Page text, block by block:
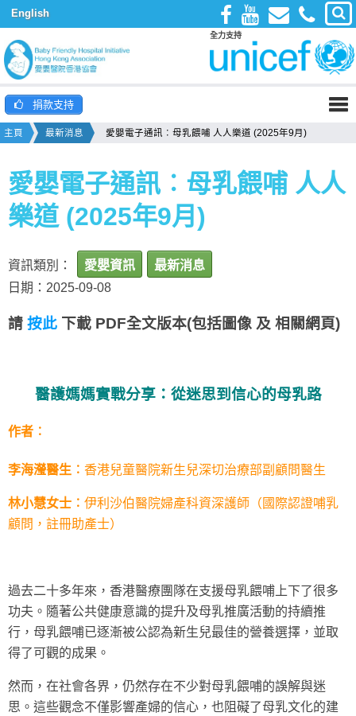
English
全力支持
捐款支持
主頁 最新消息 愛嬰電子通訊︰母乳餵哺 人人樂道 (2025年9月)
愛嬰電子通訊︰母乳餵哺 人人
樂道 (2025年9月)
資訊類別： 愛嬰資訊
最新消息
日期：2025-09-08
請 按此 下載 PDF全文版本(包括圖像 及 相關網頁)
醫護媽媽實戰分享：從迷思到信心的母乳路
作者︰
李海瀅醫生︰ 香港兒童醫院新生兒深切治療部副顧問醫生
林小慧女士︰ 伊利沙伯醫院婦產科資深護師（國際認證哺乳
顧問，註冊助產士）
過去二十多年來，香港醫療團隊在支援母乳餵哺上下了很多
功夫。隨著公共健康意識的提升及母乳推廣活動的持續推
行，母乳餵哺已逐漸被公認為新生兒最佳的營養選擇，並取
得了可觀的成果。
然而，在社會各界，仍然存在不少對母乳餵哺的誤解與迷
思。這些觀念不僅影響產婦的信心，也阻礙了母乳文化的建